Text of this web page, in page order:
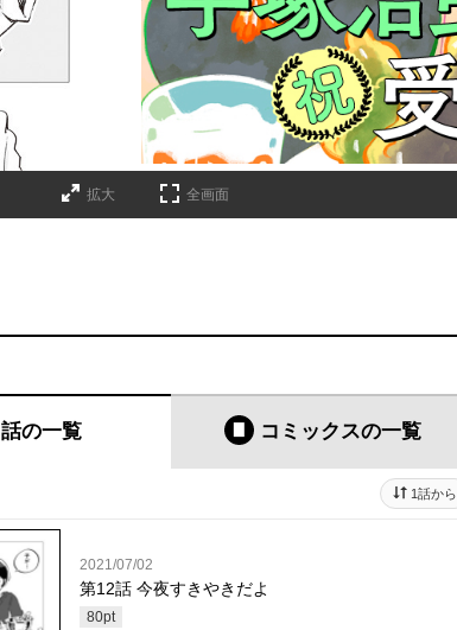
拡大 全画面
話の一覧 コミックスの一覧
1話から
2021/07/02
第12話 今夜すきやきだよ
80pt